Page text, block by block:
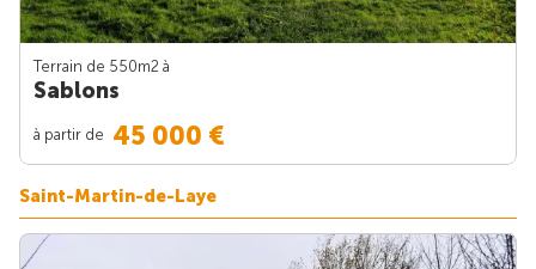
Terrain de 550m2 à
Sablons
à partir de 45 000 €
Saint-Martin-de-Laye